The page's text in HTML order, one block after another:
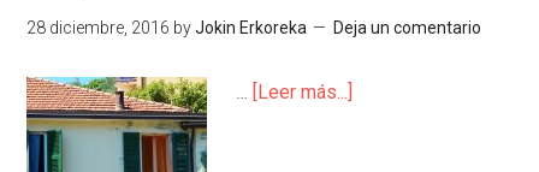
28 diciembre, 2016 byJokin Erkoreka Deja un comentario
… [Leer más...]